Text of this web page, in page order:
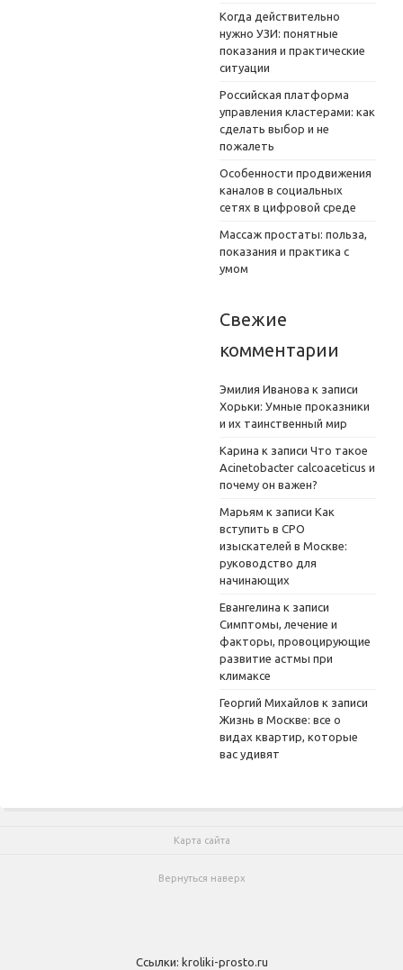
Когда действительно
нужно УЗИ: понятные
показания и практические
ситуации
Российская платформа
управления кластерами: как
сделать выбор и не
пожалеть
Особенности продвижения
каналов в социальных
сетях в цифровой среде
Массаж простаты: польза,
показания и практика с
умом
Свежие
комментарии
Эмилия Иванова к записи
Хорьки: Умные проказники
и их таинственный мир
Карина к записи Что такое
Acinetobacter calcoaceticus и
почему он важен?
Марьям к записи Как
вступить в СРО
изыскателей в Москве:
руководство для
начинающих
Евангелина к записи
Симптомы, лечение и
факторы, провоцирующие
развитие астмы при
климаксе
Георгий Михайлов к записи
Жизнь в Москве: все о
видах квартир, которые
вас удивят
Карта сайта
Вернуться наверх
Ссылки: kroliki-prosto.ru